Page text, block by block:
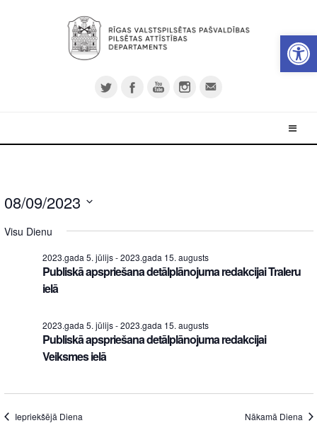
08/09/2023
date.
Visu Dienu
2023.gada 5. jūlijs-2023.gada 15. augusts
Publiskā apspriešana detālplānojuma redakcijai Traleru
ielā
2023.gada 5. jūlijs-2023.gada 15. augusts
Publiskā apspriešana detālplānojuma redakcijai
Veiksmes ielā
Iepriekšējā Diena Nākamā Diena